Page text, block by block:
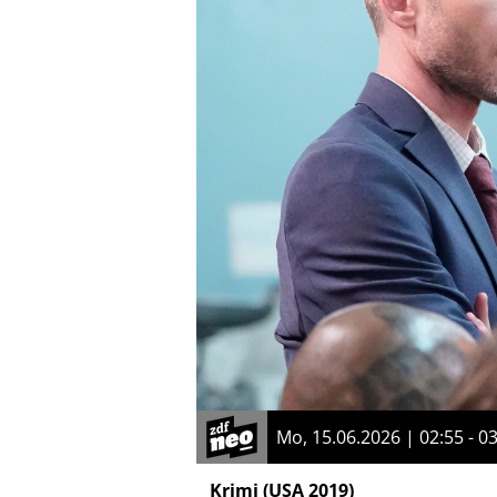
Mo, 15.06.2026 | 02:55 -
Krimi (USA 2019)